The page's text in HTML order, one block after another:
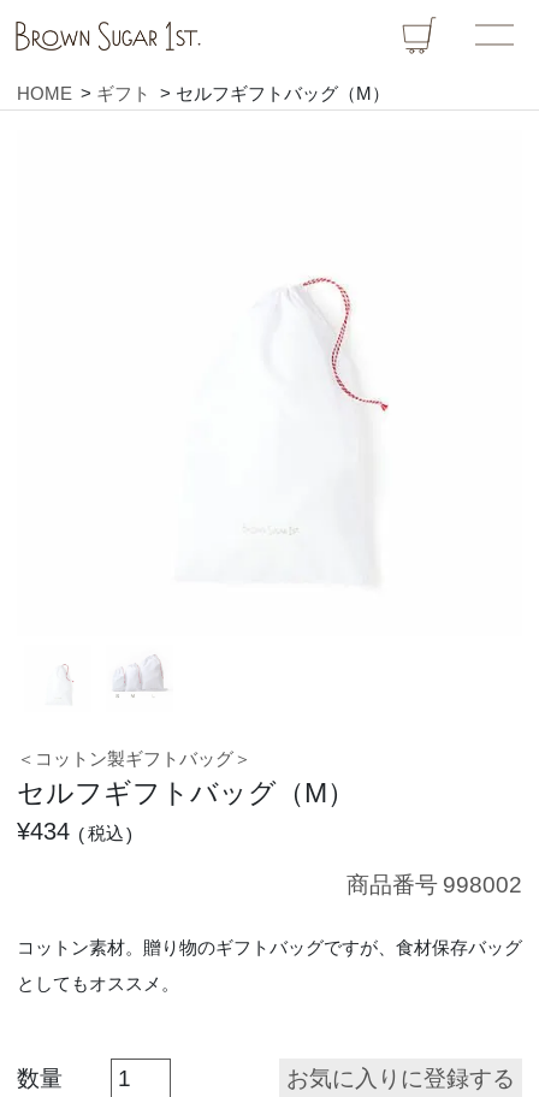
HOME ギフト セルフギフトバッグ（M）
＜コットン製ギフトバッグ＞
セルフギフトバッグ（M）
¥434 税込
商品番号 998002
コットン素材。贈り物のギフトバッグですが、食材保存バッグ
としてもオススメ。
お気に入りに登録する